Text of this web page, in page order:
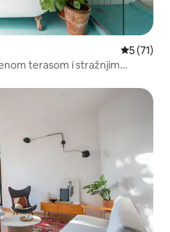
Prosječna
5 (71)
terasom i stražnjim
oznakom „Odabrali gosti”